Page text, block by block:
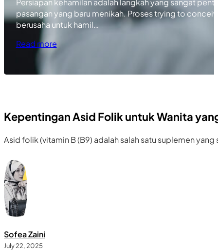
Persiapan kehamilan adalah langkah yang sangat
pasangan yang baru menikah. Proses trying to
berusaha untuk hamil…
Read more
Kepentingan Asid Folik untuk Wanita
Asid folik (vitamin B (B9) adalah salah satu suplemen
Sofea Zaini
July 22, 2025